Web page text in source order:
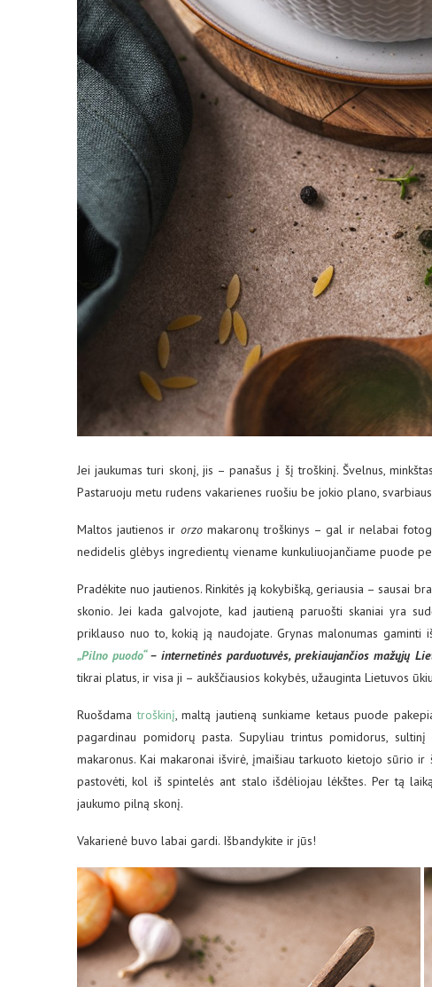
Jei jaukumas turi skonį, jis – panašus į šį troškinį. Švelnus,
Pastaruoju metu rudens vakarienes ruošiu be jokio plano,
Maltos jautienos ir orzomakaronų troškinys – gal ir nelabai
nedidelis glėbys ingredientų viename kunkuliuojančiame puode
Pradėkite nuo jautienos. Rinkitės ją kokybišką, geriausia – sausai
skonio. Jei kada galvojote, kad jautieną paruošti skaniai yra
priklauso nuo to, kokią ją naudojate. Grynas malonumas
„Pilno puodo“– internetinės parduotuvės, prekiaujančios mažųjų
tikrai platus, ir visa ji – aukščiausios kokybės, užauginta Lietuvos
Ruošdamatroškinį, maltą jautieną sunkiame ketaus puode
pagardinau pomidorų pasta. Supyliau trintus pomidorus,
makaronus. Kai makaronai išvirė, įmaišiau tarkuoto kietojo sūrio
pastovėti, kol iš spintelės ant stalo išdėliojau lėkštes. Per tą
jaukumo pilną skonį.
Vakarienė buvo labai gardi. Išbandykite ir jūs!